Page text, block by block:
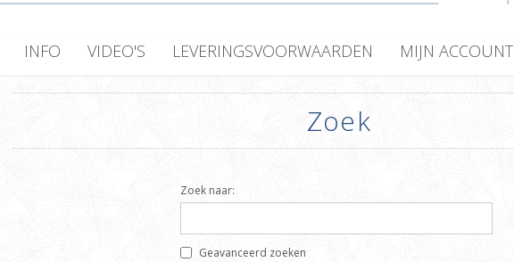
INFO VIDEO'S LEVERINGSVOORWAARDEN MIJN ACCOUNT
Zoek
Zoek naar:
Geavanceerd zoeken